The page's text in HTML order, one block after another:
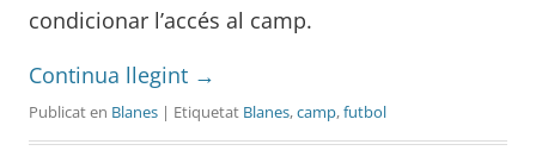
condicionar l’accés al camp.
Continua llegint →
Publicat en Blanes | Etiquetat Blanes,camp,futbol